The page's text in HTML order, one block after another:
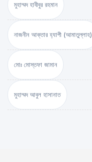
মুহাম্মদ হাবীবুর রহমান
নাজনীন আক্তার হ্যাপী (আমাতুল্লাহ)
মোঃ মোস্তফা জামান
মুহাম্মদ আবুল হাসানাত